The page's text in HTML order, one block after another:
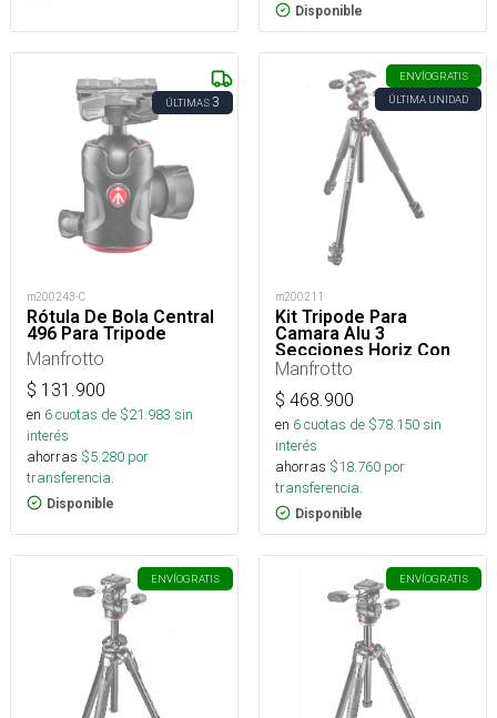
Disponible
ÚLTIMAS3
m200243-C
Rótula De Bola Central
496 Para Tripode
Manfrotto
$ 131.900
en 6cuotas de $21.983 sin
interés
ahorras $5.280 por
transferencia.
Disponible
ENVÍOGRATIS
ÚLTIMA UNIDAD
m200211
Kit Tripode Para
Camara Alu 3
Secciones Horiz Con
Rótula
Manfrotto
$ 468.900
en 6cuotas de $78.150sin
interés
ahorras $18.760 por
transferencia.
Disponible
ENVÍOGRATIS ENVÍOGRATIS